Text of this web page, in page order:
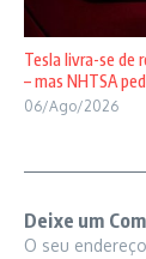
Tesla livra-se de
– mas NHTSA
06/Ago/2026
Deixe um
O seu